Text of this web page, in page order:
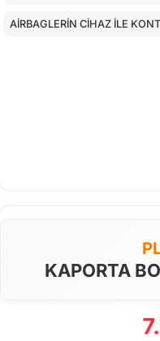
AİRBAGLERİN CİHAZ İLE
KAPORTA